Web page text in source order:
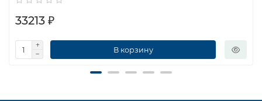
33213 ₽
В корзину